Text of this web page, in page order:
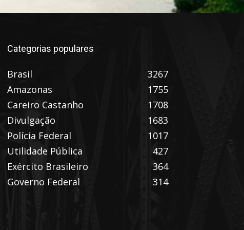
Categorias populares
Brasil
3267
Amazonas
1755
Careiro Castanho
1708
Divulgação
1683
Polícia Federal
1017
Utilidade Pública
427
Exército Brasileiro
364
Governo Federal
314